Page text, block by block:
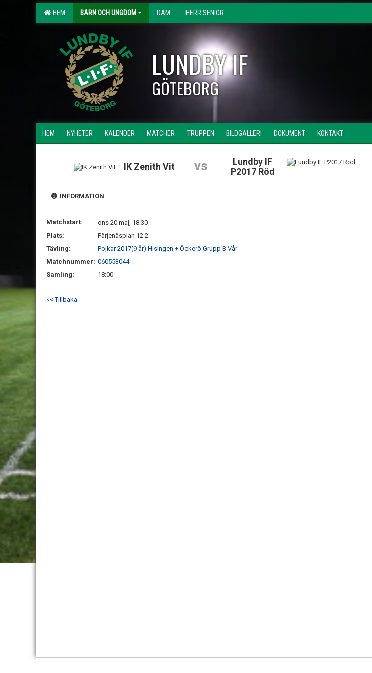
HEM BARN OCH UNGDOM DAM HERR SENIOR
LUNDBY IF
GÖTEBORG
HEM NYHETER KALENDER MATCHER TRUPPEN BILDGALLERI DOKUMENT KONTAKT
IK Zenith Vit vs
Lundby IF
P2017 Röd
INFORMATION
Matchstart:
ons 20 maj, 18:30
Plats:
Färjenäsplan 12:2
Tävling:
Pojkar 2017(9 år) Hisingen + Öckerö Grupp B Vår
Matchnummer: 060553044
Samling:
18:00
<< Tillbaka